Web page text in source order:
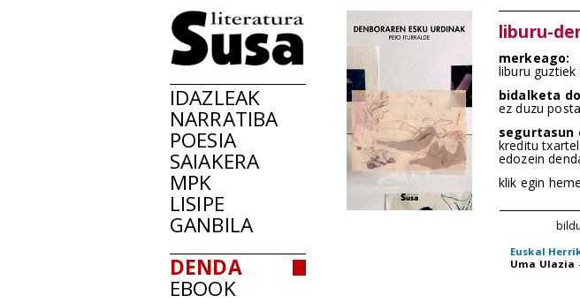
IDAZLEAK
NARRATIBA
POESIA
SAIAKERA
MPK
LISIPE
GANBILA
DENDA
EBOOK
liburu-
merkeago:
liburu guztiek
bidalketa
ez duzu
segurtasun
kreditu
edozein
klik egin
Euskal
Uma Ulazia